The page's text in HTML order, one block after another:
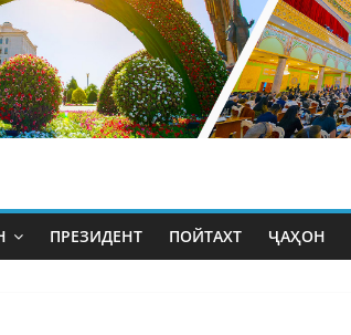
ПРЕЗИДЕНТ ПОЙТАХТ ҶАҲОН